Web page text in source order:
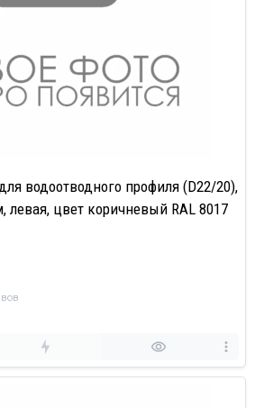
водоотводного профиля (D22/20),
цвет коричневый RAL 8017